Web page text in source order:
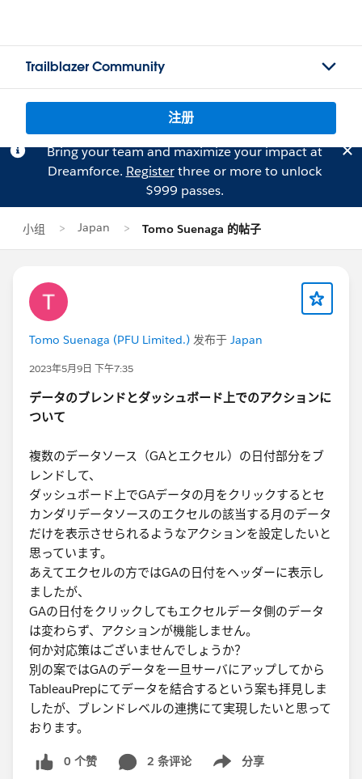
Trailblazer Community
注册
Bring your team and maximize your impact at
Dreamforce. Registerthree or more to unlock
$999 passes.
小组 Japan Tomo Suenaga 的帖子
Tomo Suenaga (PFU Limited.) 发布于 Japan
2023年5月9日 下午7:35
データのブレンドとダッシュボード上でのアクションに
ついて​
複数のデータソース（GAとエクセル）の日付部分をブ
レンドして、
ダッシュボード上でGAデータの月をクリックするとセ
カンダリデータソースのエクセルの該当する月のデータ
だけを表示させられるようなアクションを設定したいと
思っています。
あえてエクセルの方ではGAの日付をヘッダーに表示し
ましたが、
GAの日付をクリックしてもエクセルデータ側のデータ
は変わらず、アクションが機能しません。
何か対応策はございませんでしょうか？​
別の案ではGAのデータを一旦サーバにアップしてから
TableauPrepにてデータを結合するという案も拝見しま
したが、ブレンドレベルの連携にて実現したいと思って
おります。
0 个赞 2 条评论 分享
Show menu